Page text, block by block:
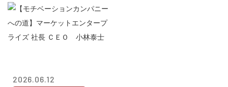
2026.06.12